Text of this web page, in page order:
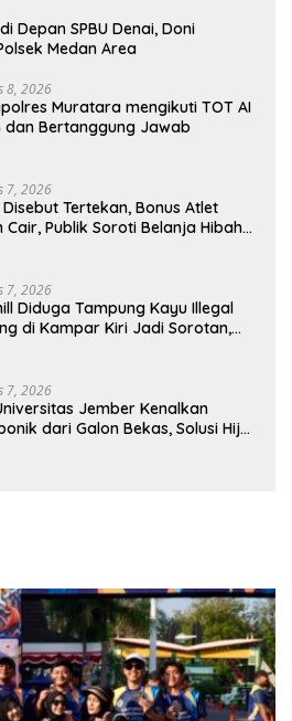
Depan SPBU Denai, Doni
Medan Area
8, 2026
Muratara mengikuti TOT AI
dan Bertanggung Jawab
7, 2026
Disebut Tertekan, Bonus Atlet
Cair, Publik Soroti Belanja Hibah
7, 2026
Diduga Tampung Kayu Illegal
di Kampar Kiri Jadi Sorotan,
7, 2026
Jember Kenalkan
dari Galon Bekas, Solusi Hijau